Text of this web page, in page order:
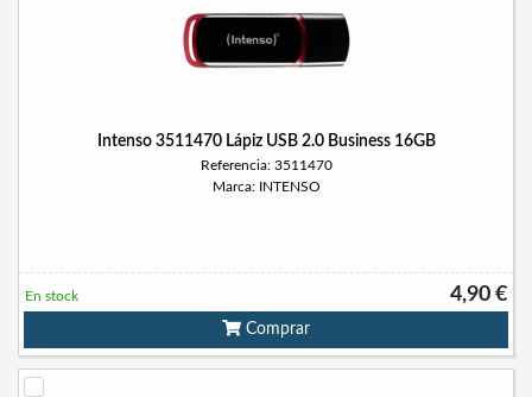
Intenso 3511470 Lápiz USB 2.0 Business 16GB
Referencia: 3511470
Marca: INTENSO
4,90 €
En stock
Comprar